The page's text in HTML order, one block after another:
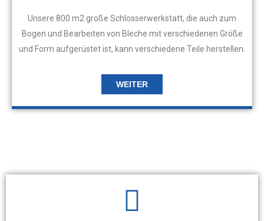
Unsere 800 m2 große Schlosserwerkstatt, die auch zum
Bogen und Bearbeiten von Bleche mit verschiedenen Größe
und Form aufgerüstet ist, kann verschiedene Teile herstellen.
WEITER